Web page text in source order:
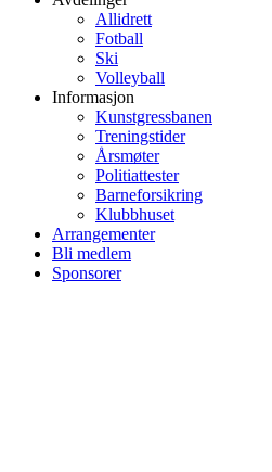
Allidrett
Fotball
Ski
Volleyball
Informasjon
Kunstgressbanen
Treningstider
Årsmøter
Politiattester
Barneforsikring
Klubbhuset
Arrangementer
Bli medlem
Sponsorer